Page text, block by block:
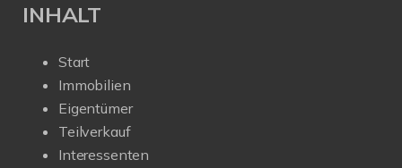
INHALT
Start
Immobilien
Eigentümer
Teilverkauf
Interessenten